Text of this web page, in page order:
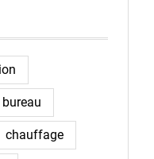
bureau
chauffage